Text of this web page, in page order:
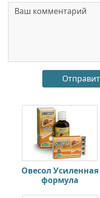
Овесол Усиленная
формула